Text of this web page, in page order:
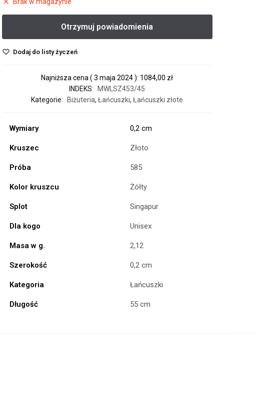
Dodaj do listy życzeń
Najniższa cena ( 3 maja 2024): 1084,00 zł
INDEKS:
MWLSZ453/45
Kategorie:
Biżuteria,Łańcuszki,Łańcuszki złote
Wymiary 0,2 cm
Kruszec Złoto
Próba 585
Kolor kruszcu Żółty
Splot Singapur
Dla kogo Unisex
Masa w g. 2,12
Szerokość 0,2 cm
Kategoria Łańcuszki
Długość 55 cm